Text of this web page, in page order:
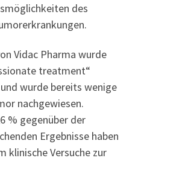
des
Vidac Pharma wurde
treatment“
wurde bereits wenige
nachgewiesen.
% gegenüber der
Ergebnisse haben
klinische Versuche zur